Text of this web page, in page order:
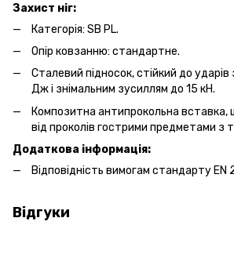
Захист ніг:
Категорія: SB PL.
Опір ковзанню: стандартне.
Сталевий підносок, стійкий до
Дж і знімальним зусиллям до 15 кН.
Композитна антипрокольна
від проколів гострими предметами з
Додаткова інформація:
Відповідність вимогам стандарту EN
Відгуки